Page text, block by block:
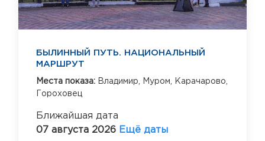
БЫЛИННЫЙ ПУТЬ. НАЦИОНАЛЬНЫЙ
МАРШРУТ
Места показа: Владимир, Муром,
Карачарово,
Гороховец
Ближайшая дата
07 августа 2026 Ещё даты